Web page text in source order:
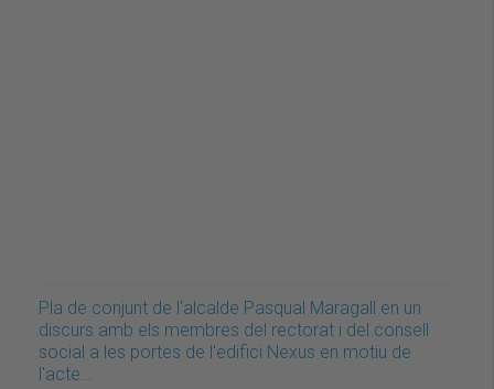
Pla de conjunt de l'alcalde Pasqual Maragall en un
discurs amb els membres del rectorat i del consell
social a les portes de l'edifici Nexus en motiu de
l'acte…